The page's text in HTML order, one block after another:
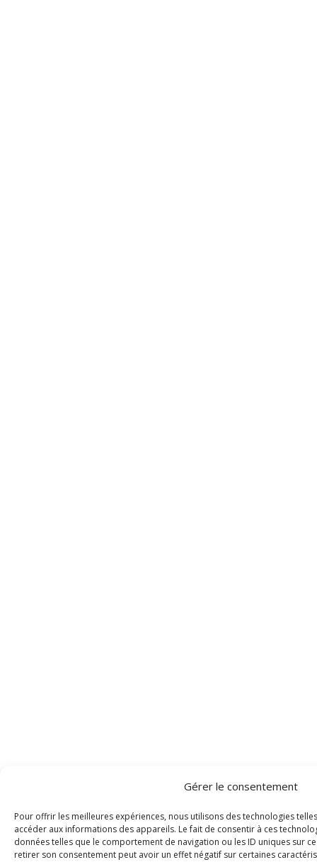
Gérer le consentement
Pour offrir les meilleures expériences, nous utilisons des technologies
accéder aux informations des appareils. Le fait de consentir à ces
données telles que le comportement de navigation ou les ID uniques sur
retirer son consentement peut avoir un effet négatif sur certaines